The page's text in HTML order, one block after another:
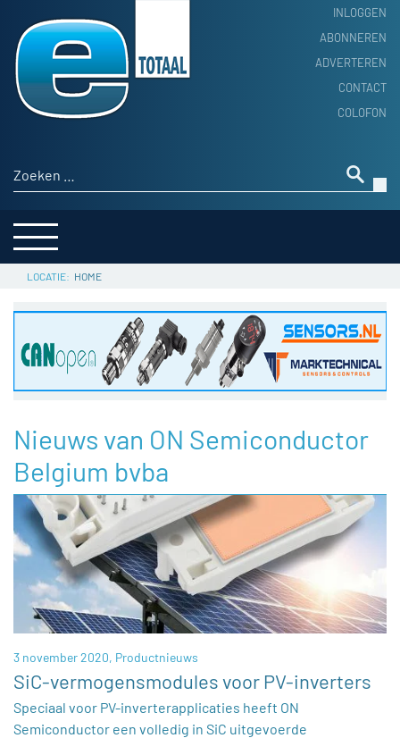
INLOGGEN
ABONNEREN
ADVERTEREN
CONTACT
COLOFON
Zoeken naar:
HOME
PRODUCTNIEUWS
ACHTERGROND
THEMA’S
SERVICE
HOME
Nieuws van ON Semiconductor
Belgium bvba
3 november 2020, Productnieuws
SiC-vermogensmodules voor PV-inverters
Speciaal voor PV-inverterapplicaties heeft ON
Semiconductor een volledig in SiC uitgevoerde